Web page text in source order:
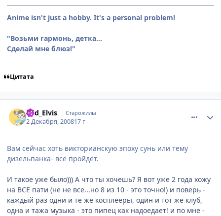
Anime isn't just a hobby. It's a personal problem!
"Возьми гармонь, детка...
Сделай мне блюз!"
Цитата
Bad_Elvis Старожилы
2 Декабря, 200817 г
Вам сейчас хоть викторианскую эпоху сунь или тему
дизельпанка- всё пройдёт.
И такое уже было))) А что ты хочешь? Я вот уже 2 года хожу
на ВСЕ пати (не не все...но 8 из 10 - это точно!) и поверь -
каждый раз одни и те же косплееры, один и тот же клуб,
одна и тажа музыка - это пипец как надоедает! и по мне -